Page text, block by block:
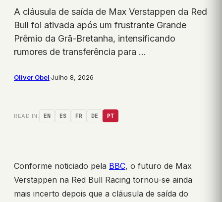
A cláusula de saída de Max Verstappen da Red
Bull foi ativada após um frustrante Grande
Prêmio da Grã-Bretanha, intensificando
rumores de transferência para …
Oliver Obel·Julho 8, 2026
READ IN: EN ES FR DE PT
Conforme noticiado pela BBC, o futuro de Max
Verstappen na Red Bull Racing tornou-se ainda
mais incerto depois que a cláusula de saída do